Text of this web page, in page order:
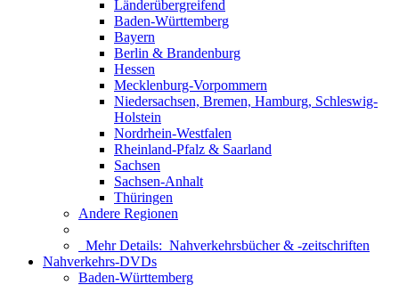
Länderübergreifend
Baden-Württemberg
Bayern
Berlin & Brandenburg
Hessen
Mecklenburg-Vorpommern
Niedersachsen, Bremen, Hamburg, Schleswig-
Holstein
Nordrhein-Westfalen
Rheinland-Pfalz & Saarland
Sachsen
Sachsen-Anhalt
Thüringen
Andere Regionen
Mehr Details: Nahverkehrsbücher & -zeitschriften
Nahverkehrs-DVDs
Baden-Württemberg